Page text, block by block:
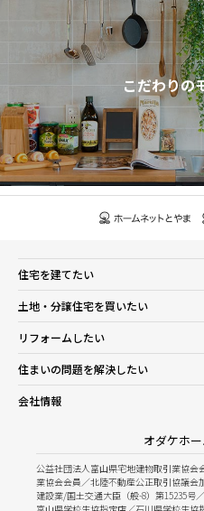
こだわりの
住宅を建てたい
土地・分譲住宅を買いたい
リフォームしたい
住まいの問題を解決したい
会社情報
オダケホ
公益社団法人富山県宅地建物取引業協会
業協会会員／北陸不動産公正取引協議会
建設業/国土交通大臣（般-8）第15235号